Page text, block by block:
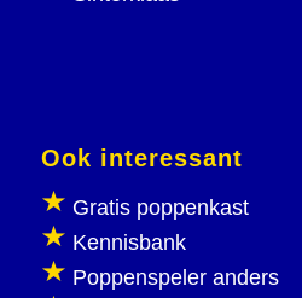
Ook interessant
Gratis poppenkast
Kennisbank
Poppenspeler anders